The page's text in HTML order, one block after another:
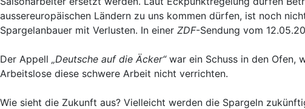
aussereuropäischen Ländern zu uns kommen dürfen, ist noch
Spargelanbauer mit Verlusten. In einer ZDF-Sendung vom
Der Appell „Deutsche auf die Äcker“war ein Schuss in den Ofen,
Arbeitslose diese schwere Arbeit nicht verrichten.
Wie sieht die Zukunft aus? Vielleicht werden die Spargeln